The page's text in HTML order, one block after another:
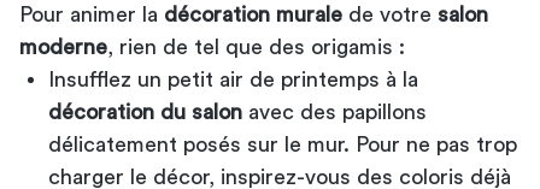
Pour animer la décoration murale de votre salon
moderne , rien de tel que des origamis :
Insufflez un petit air de printemps à la
décoration du salon avec des papillons
délicatement posés sur le mur. Pour ne pas trop
charger le décor, inspirez-vous des coloris déjà